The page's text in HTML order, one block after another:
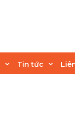
Tin tức